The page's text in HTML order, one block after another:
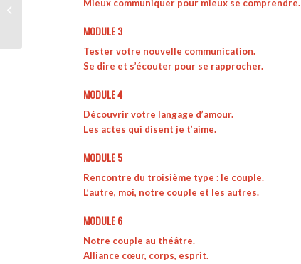
Mieux communiquer pour mieux se comprendre.
MODULE 3
Tester votre nouvelle communication.
Se dire et s’écouter pour se rapprocher.
MODULE 4
Découvrir votre langage d’amour.
Les actes qui disent je t’aime.
MODULE 5
Rencontre du troisième type : le couple.
L’autre, moi, notre couple et les autres.
MODULE 6
Notre couple au théâtre.
Alliance cœur, corps, esprit.
Autohypnose